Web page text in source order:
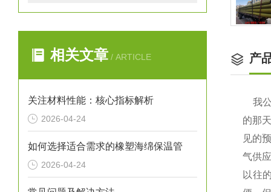
相关文章 / ARTICLE
关注材料性能：核心指标解析
2026-04-24
如何选择适合需求的橡塑海绵保温管
2026-04-24
产
我
的那
见的
气供
以往